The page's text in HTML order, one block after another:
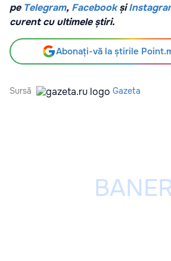
pe Telegram, Facebook și
curent cu ultimele știri.
Abonați-vă la știrile
Sursă Gazeta